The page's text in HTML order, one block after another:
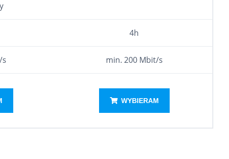
4h
min. 200 Mbit/s
WYBIERAM